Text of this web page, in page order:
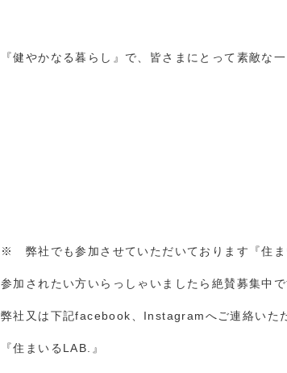
『健やかなる暮らし』で、皆さまにとって素敵な
※ 弊社でも参加させていただいております『住ま
参加されたい方いらっしゃいましたら絶賛募集中
弊社又は下記facebook、Instagramへご連絡いた
『住まいるLAB.』